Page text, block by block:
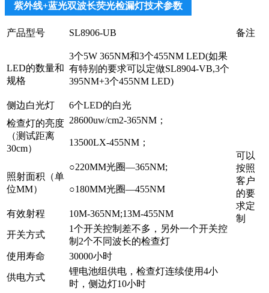
紫外线+蓝光双波长荧光检漏灯技术参数
产品型号 SL8906-UB 备注
LED的数量和
规格
3个5W 365NM和3个455NM LED(如果
有特别的要求可以定做SL8904-VB,3个
395NM+3个455NM LED)
可以
按照
客户
的要
求定
制
侧边白光灯
6个LED的白光
检查灯的亮度
（测试距离
30cm）
28600uw/cm2-365NM；
13500LX-455NM；
照射面积（单
位MM）
○220MM光圈—365NM;
○180MM光圈—455NM
有效射程 10M-365NM;13M-455NM
开关方式
1个开关控制差不多，另外一个开关控
制2个不同波长的检查灯
使用寿命
30000小时
供电方式
锂电池组供电，检查灯连续使用4小
时，侧边灯10小时